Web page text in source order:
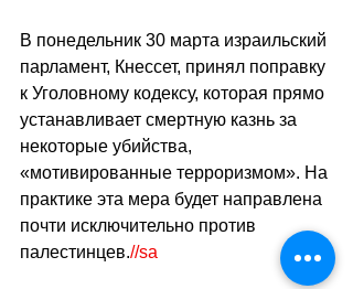
В понедельник 30 марта израильский
парламент, Кнессет, принял поправку
к Уголовному кодексу, которая прямо
устанавливает смертную казнь за
некоторые убийства,
«мотивированные терроризмом». На
практике эта мера будет направлена ​​
почти исключительно против
палестинцев.//sa